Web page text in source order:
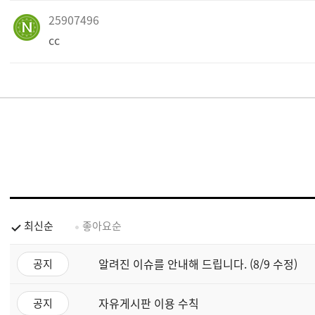
25907496
cc
최신순 좋아요순
공지 알려진 이슈를 안내해 드립니다. (8/9 수정)
공지 자유게시판 이용 수칙